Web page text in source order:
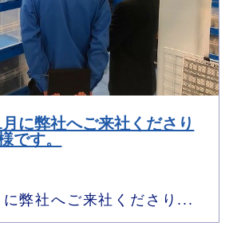
に弊社へご来社くださり
です。
弊社へご来社くださり...